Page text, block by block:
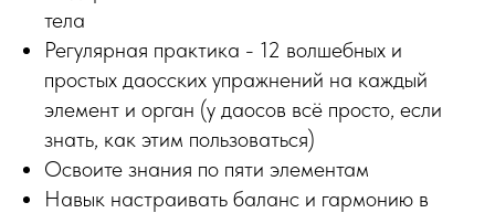
тела
Регулярная практика - 12 волшебных и
простых даосских упражнений на каждый
элемент и орган (у даосов всё просто, если
знать, как этим пользоваться)
Освоите знания по пяти элементам
Навык настраивать баланс и гармонию в